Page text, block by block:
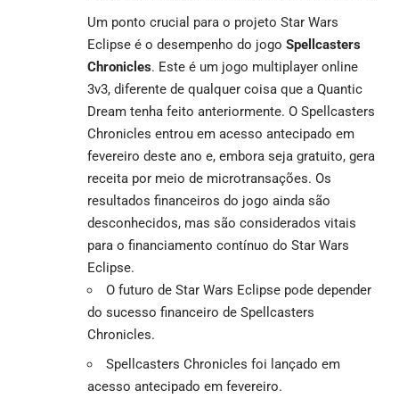
Um ponto crucial para o projeto Star Wars
Eclipse é o desempenho do jogo Spellcasters
Chronicles. Este é um jogo multiplayer online
3v3, diferente de qualquer coisa que a Quantic
Dream tenha feito anteriormente. O Spellcasters
Chronicles entrou em acesso antecipado em
fevereiro deste ano e, embora seja gratuito, gera
receita por meio de microtransações. Os
resultados financeiros do jogo ainda são
desconhecidos, mas são considerados vitais
para o financiamento contínuo do Star Wars
Eclipse.
O futuro de Star Wars Eclipse pode depender
do sucesso financeiro de Spellcasters
Chronicles.
Spellcasters Chronicles foi lançado em
acesso antecipado em fevereiro.